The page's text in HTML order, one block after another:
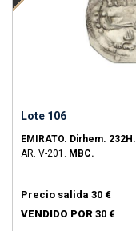
Lote 106
EMIRATO. Dirhem. 232H.
AR. V-201. MBC.
Precio salida 30 €
VENDIDO POR 30 €